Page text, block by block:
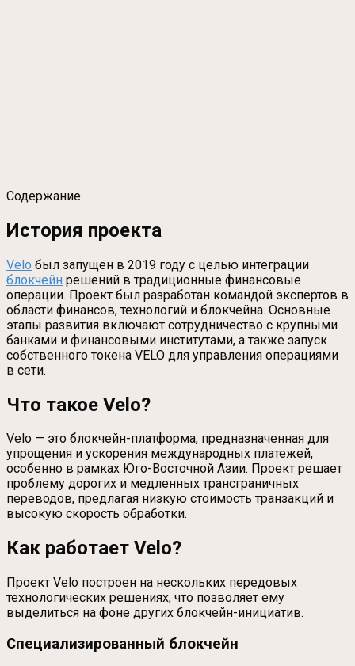
Содержание
История проекта
Velo был запущен в 2019 году с целью интеграции
блокчейн решений в традиционные финансовые
операции. Проект был разработан командой экспертов в
области финансов, технологий и блокчейна. Основные
этапы развития включают сотрудничество с крупными
банками и финансовыми институтами, а также запуск
собственного токена VELO для управления операциями
в сети.
Что такое Velo?
Velo — это блокчейн-платформа, предназначенная для
упрощения и ускорения международных платежей,
особенно в рамках Юго-Восточной Азии. Проект решает
проблему дорогих и медленных трансграничных
переводов, предлагая низкую стоимость транзакций и
высокую скорость обработки.
Как работает Velo?
Проект Velo построен на нескольких передовых
технологических решениях, что позволяет ему
выделиться на фоне других блокчейн-инициатив.
Специализированный блокчейн